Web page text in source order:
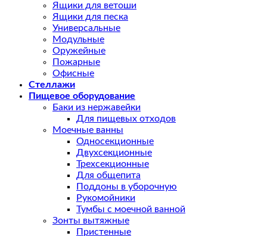
Ящики для ветоши
Ящики для песка
Универсальные
Модульные
Оружейные
Пожарные
Офисные
Стеллажи
Пищевое оборудование
Баки из нержавейки
Для пищевых отходов
Моечные ванны
Односекционные
Двухсекционные
Трехсекционные
Для общепита
Поддоны в уборочную
Рукомойники
Тумбы с моечной ванной
Зонты вытяжные
Пристенные